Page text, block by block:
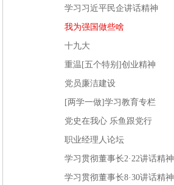
学习习近平民企讲话精神
我为强国做些啥
十九大
重温[五个特别]创业精神
党员廉洁建设
[两学一做]学习教育专栏
党史在我心 乐鱼跟党行
职业经理人论坛
学习贯彻董事长2·22讲话精神
学习贯彻董事长8·30讲话精神